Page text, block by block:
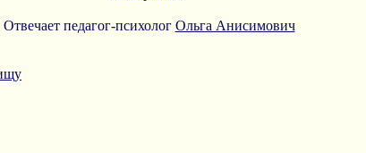
Отвечает педагог-психолог Ольга Анисимович